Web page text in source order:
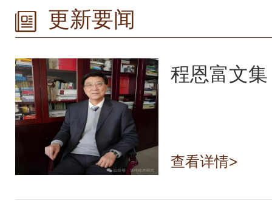
更新要闻
查看详情>